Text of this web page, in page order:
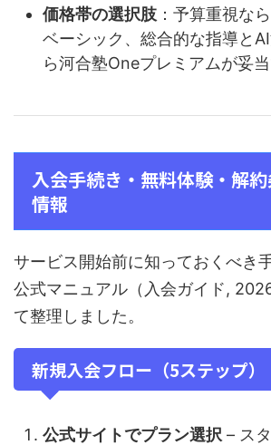
価格帯の選択肢 ：予算重視な
ベーシック、総合的な指導と
ら河合塾Oneプレミアムが妥当
入会手続き・無料体験・解
情報
サービス開始前に知っておくべき
公式マニュアル（入会ガイド,
て整理しました。
新規入会フロー（5ステップ）
公式サイトでプラン選択 – ス